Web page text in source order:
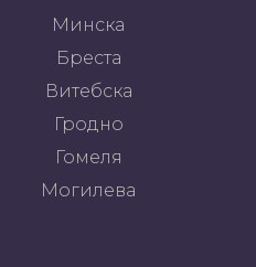
Минска
Бреста
Витебска
Гродно
Гомеля
Могилева